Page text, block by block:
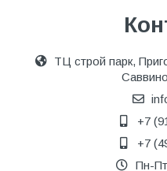
ТЦ строй парк,
+7
+7
Пн-